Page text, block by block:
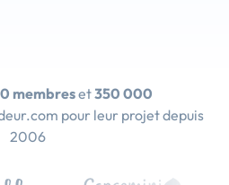
membreset350 000
pour leur projet depuis
2006